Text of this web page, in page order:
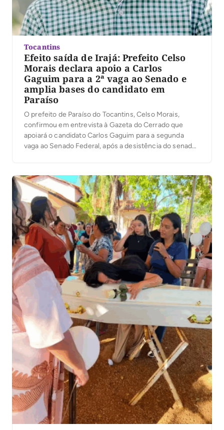
Tocantins
Efeito saída de Irajá: Prefeito Celso
Morais declara apoio a Carlos
Gaguim para a 2ª vaga ao Senado e
amplia bases do candidato em
Paraíso
O prefeito de Paraíso do Tocantins, Celso Morais,
confirmou em entrevista à Gazeta do Cerrado que
apoiará o candidato Carlos Gaguim para a segunda
vaga ao Senado Federal, após a desistência do senador
Eduardo Gomes, […]